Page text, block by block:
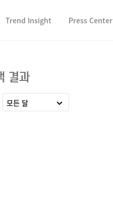
Trend Insight Press Center
결과
모든 달